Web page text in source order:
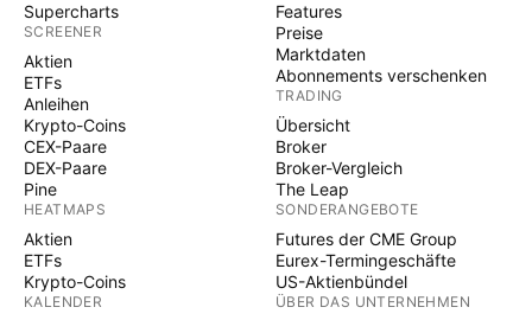
Supercharts
SCREENER
Aktien
ETFs
Anleihen
Krypto-Coins
CEX-Paare
DEX-Paare
Pine
HEATMAPS
Aktien
ETFs
Krypto-Coins
KALENDER
Features
Preise
Marktdaten
Abonnements verschenken
TRADING
Übersicht
Broker
Broker-Vergleich
The Leap
SONDERANGEBOTE
Futures der CME Group
Eurex-Termingeschäfte
US-Aktienbündel
ÜBER DAS UNTERNEHMEN